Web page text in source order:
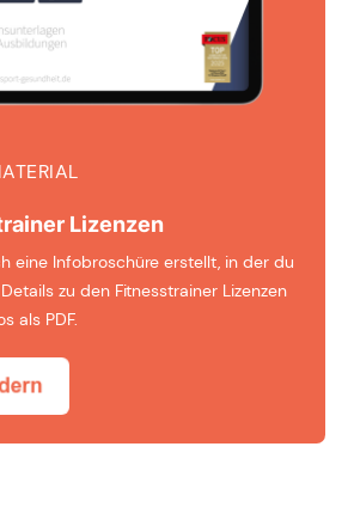
Lizenzen
eine Infobroschüre erstellt, in der du
zu den Fitnesstrainer Lizenzen
als PDF.